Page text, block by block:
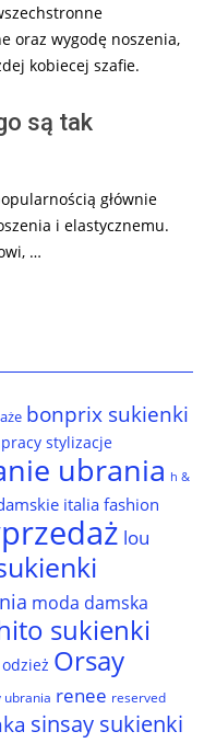
oraz wygodę noszenia,
kobiecej szafie.
są tak
głównie
i elastycznemu.
…
bonprix sukienki
stylizacje
ubrania h &
italia fashion
lou
moda damska
sukienki
odzież Orsay
ubrania renee reserved
sinsay sukienki